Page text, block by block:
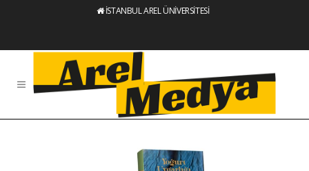
İSTANBUL AREL ÜNİVERSİTESİ